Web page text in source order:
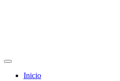
Inicio